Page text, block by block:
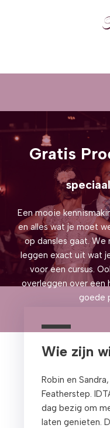
inhoud
Gratis
Een mooie
en alles wat je moet
op dansles gaat.
leggen exact uit wat
voor een cursus.
overleggen over een
goede
Wie zijn
Robin en
Featherstep.
dag bezig om
laten genieten.